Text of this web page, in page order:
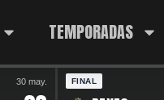
TEMPORADAS
30 may. FINAL